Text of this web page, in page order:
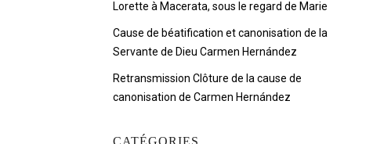
Lorette à Macerata, sous le regard de Marie
Cause de béatification et canonisation de la
Servante de Dieu Carmen Hernández
Retransmission Clôture de la cause de
canonisation de Carmen Hernández
CATÉGORIES